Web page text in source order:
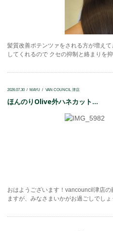
髪質改善ポテンツァをされる方が増え
してくれるので クセの抑制と絡まりを
2026.07.30 MAYU VAN COUNCIL 津店
ほんのりOlive外ハネカット...
おはようございます！vancouncil津店
ますが、みなさまいかがお過ごしでし